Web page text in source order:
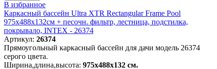
В избранное
Каркасный бассейн Ultra XTR Rectangular Frame Pool
975х488х132см + песочн. фильтр, лестница, подстилка,
покрывало, INTEX - 26374
Артикул: 26374
Прямоугольный каркасный бассейн для дачи модель 26374
серого цвета.
Ширина,длина,высота: 975х488х132 см.